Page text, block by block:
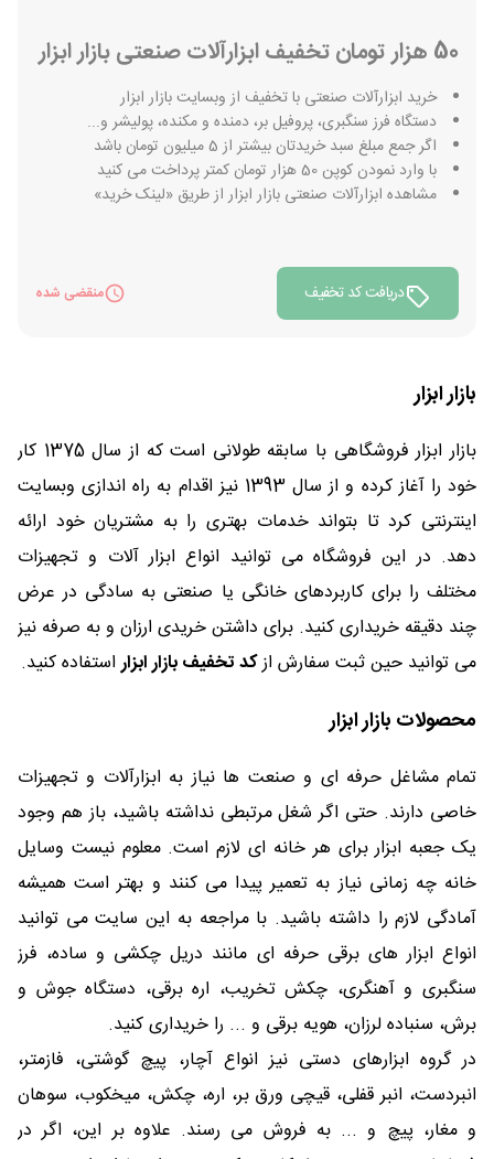
50 هزار تومان تخفیف ابزارآلات صنعتی بازار ابزار
خرید ابزارآلات صنعتی با تخفیف از وبسایت بازار ابزار
دستگاه فرز سنگبری، پروفیل بر، دمنده و مکنده، پولیشر و...
اگر جمع مبلغ سبد خریدتان بیشتر از 5 میلیون تومان باشد
با وارد نمودن کوپن 50 هزار تومان کمتر پرداخت می کنید
مشاهده ابزارآلات صنعتی بازار ابزار از طریق «لینک خرید»
دریافت کد تخفیف منقضی شده
بازار ابزار
بازار ابزار فروشگاهی با سابقه طولانی است که از سال 1375 کار
خود را آغاز کرده و از سال 1393 نیز اقدام به راه اندازی وبسایت
اینترنتی کرد تا بتواند خدمات بهتری را به مشتریان خود ارائه
دهد. در این فروشگاه می توانید انواع ابزار آلات و تجهیزات
مختلف را برای کاربردهای خانگی یا صنعتی به سادگی در عرض
چند دقیقه خریداری کنید. برای داشتن خریدی ارزان و به صرفه نیز
می توانید حین ثبت سفارش ازکد تخفیف بازار ابزاراستفاده کنید.
محصولات بازار ابزار
تمام مشاغل حرفه ای و صنعت ها نیاز به ابزارآلات و تجهیزات
خاصی دارند. حتی اگر شغل مرتبطی نداشته باشید، باز هم وجود
یک جعبه ابزار برای هر خانه ای لازم است. معلوم نیست وسایل
خانه چه زمانی نیاز به تعمیر پیدا می کنند و بهتر است همیشه
آمادگی لازم را داشته باشید. با مراجعه به این سایت می توانید
انواع ابزار های برقی حرفه ای مانند دریل چکشی و ساده، فرز
سنگبری و آهنگری، چکش تخریب، اره برقی، دستگاه جوش و
برش، سنباده لرزان، هویه برقی و ... را خریداری کنید.
در گروه ابزارهای دستی نیز انواع آچار، پیچ گوشتی، فازمتر،
انبردست، انبر قفلی، قیچی ورق بر، اره، چکش، میخکوب، سوهان
و مغار، پیچ و ... به فروش می رسند. علاوه بر این، اگر در